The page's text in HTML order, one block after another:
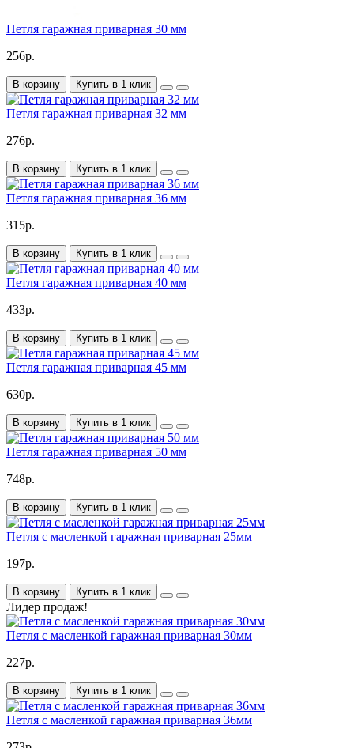
Петля гаражная приварная 30 мм
256р.
В корзину Купить в 1 клик
Петля гаражная приварная 32 мм
276р.
В корзину Купить в 1 клик
Петля гаражная приварная 36 мм
315р.
В корзину Купить в 1 клик
Петля гаражная приварная 40 мм
433р.
В корзину Купить в 1 клик
Петля гаражная приварная 45 мм
630р.
В корзину Купить в 1 клик
Петля гаражная приварная 50 мм
748р.
В корзину Купить в 1 клик
Петля с масленкой гаражная приварная 25мм
197р.
В корзину Купить в 1 клик
Лидер продаж!
Петля с масленкой гаражная приварная 30мм
227р.
В корзину Купить в 1 клик
Петля с масленкой гаражная приварная 36мм